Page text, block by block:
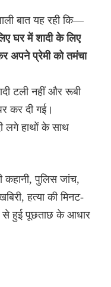
बात यह रही कि—
घर में शादी के लिए
अपने प्रेमी को तमंचा
टली नहीं और रूबी
कर दी गई।
लगे हाथों के साथ
कहानी, पुलिस जांच,
हत्या की मिनट-
से हुई पूछताछ के आधार